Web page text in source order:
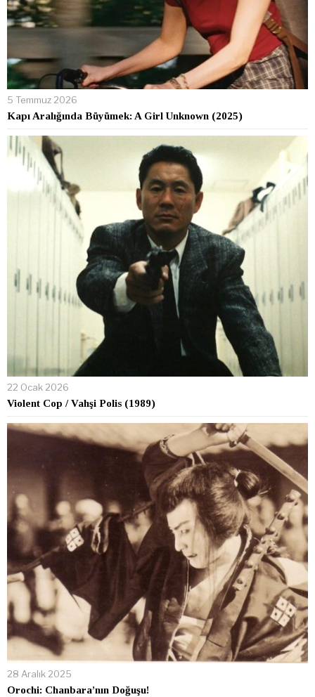
5 Temmuz 2026
Kapı Aralığında Büyümek: A Girl Unknown (2025)
22 Ocak 2026
Violent Cop / Vahşi Polis (1989)
28 Aralık 2025
Orochi: Chanbara’nın Doğuşu!